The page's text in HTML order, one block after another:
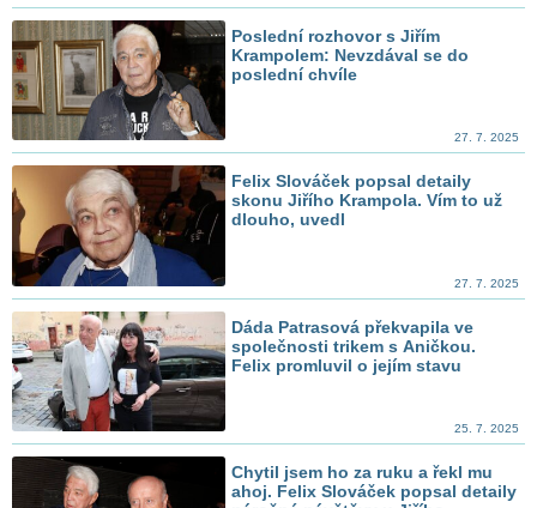
Poslední rozhovor s Jiřím
Krampolem: Nevzdával se do
poslední chvíle
27. 7. 2025
Felix Slováček popsal detaily
skonu Jiřího Krampola. Vím to už
dlouho, uvedl
27. 7. 2025
Dáda Patrasová překvapila ve
společnosti trikem s Aničkou.
Felix promluvil o jejím stavu
25. 7. 2025
Chytil jsem ho za ruku a řekl mu
ahoj. Felix Slováček popsal detaily